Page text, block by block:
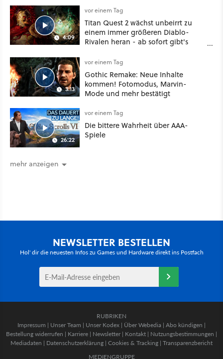
4:09
vor einem Tag
Titan Quest 2 wächst unbeirrt zu
einem immer größeren Diablo-
Rivalen heran - ab sofort gibt's
Klasse
3:13
vor einem Tag
Gothic Remake: Neue Inhalte
kommen! Fotomodus, Marvin-
Mode und mehr bestätigt
26:22
vor einem Tag
Die bittere Wahrheit über AAA-
Spiele
mehr anzeigen
NEWSLETTER BESTELLEN
Hol' dir die neuesten Infos zu Games und Hardware direkt ins Postfach
RUBRIKEN
Impressum | Unser Team | Unser Kodex | Über Webedia | Abo kündigen |
Bestellung widerrufen | Karriere | Newsletter | Kontakt | Nutzungsbestimmungen |
Mediadaten | Datenschutzerklärung | Cookies & Tracking | Transparenzbericht
MEDIENGRUPPE